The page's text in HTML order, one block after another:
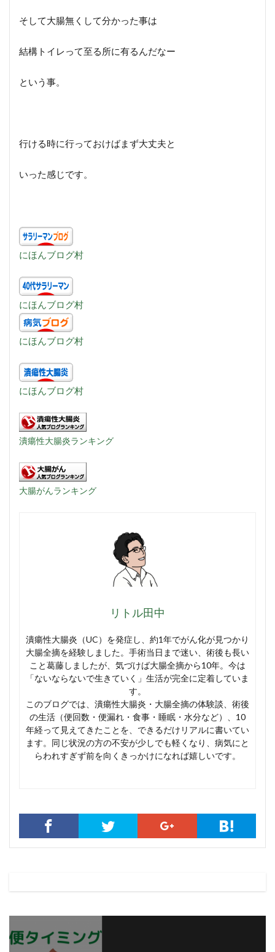
そして大腸無くして分かった事は
結構トイレって至る所に有るんだなー
という事。
行ける時に行っておけばまず大丈夫と
いった感じです。
にほんブログ村
にほんブログ村
にほんブログ村
にほんブログ村
潰瘍性大腸炎ランキング
大腸がんランキング
リトル田中
潰瘍性大腸炎（UC）を発症し、約1年でがん化が見つかり
大腸全摘を経験しました。手術当日まで迷い、術後も長い
こと葛藤しましたが、気づけば大腸全摘から10年。今は
「ないならないで生きていく」生活が完全に定着していま
す。
このブログでは、潰瘍性大腸炎・大腸全摘の体験談、術後
の生活（便回数・便漏れ・食事・睡眠・水分など）、10
年経って見えてきたことを、できるだけリアルに書いてい
ます。同じ状況の方の不安が少しでも軽くなり、病気にと
らわれすぎず前を向くきっかけになれば嬉しいです。